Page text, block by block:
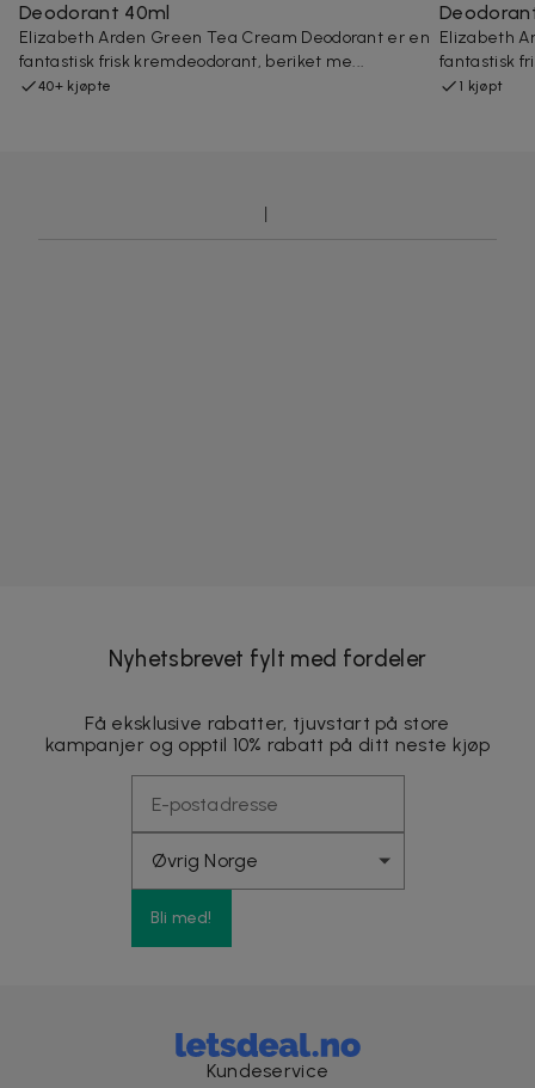
Deodorant 40ml
Elizabeth Arden Green Tea Cream Deodorant er en
fantastisk frisk kremdeodorant, beriket me...
40+ kjøpte
Elizabeth
fantastisk
1 kjøpt
Nyhetsbrevet fylt med fordeler
Få eksklusive rabatter, tjuvstart på store
kampanjer og opptil 10% rabatt på ditt neste kjøp
Bli med!
Kundeservice